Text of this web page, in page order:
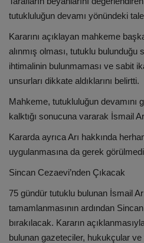
tutukluluğun devamı yönündeki
Kararını açıklayan mahkeme
alınmış olması, tutuklu bulunduğu
ihtimalinin bulunmaması ve sabit
unsurları dikkate aldıklarını belirtti.
Mahkeme, tutukluluğun devamını
kalktığı sonucuna vararak İsmail
Kararda ayrıca Arı hakkında
uygulanmasına da gerek
Sincan Cezaevi’nden Çıkacak
75 gündür tutuklu bulunan İsmail
tamamlanmasının ardından
bırakılacak. Kararın
bulunan gazeteciler, hukukçular ve